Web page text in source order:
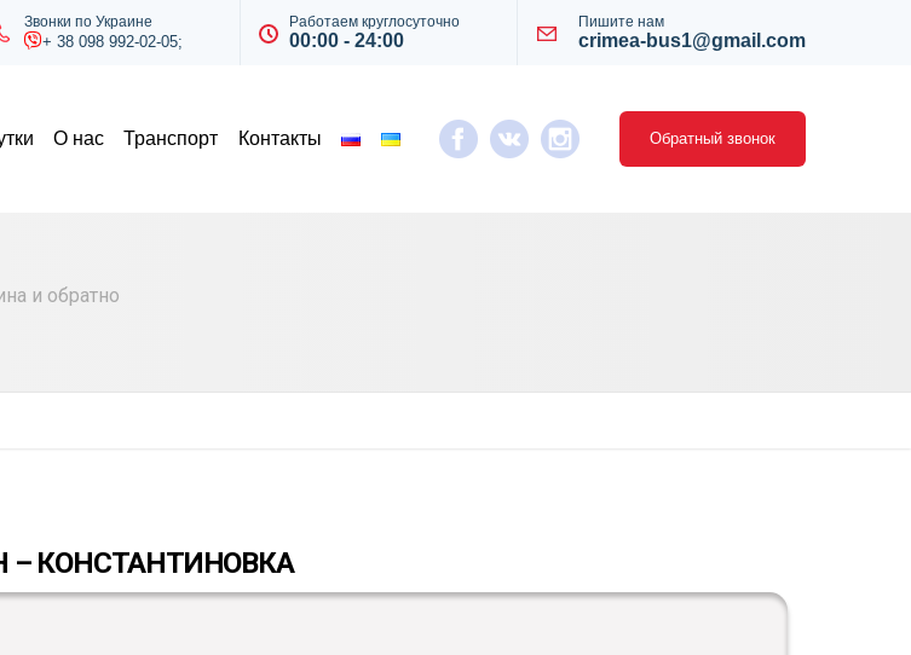
Звонки по Украине
+ 38 098 992-02-05;
Работаем круглосуточно
00:00 - 24:00
Пишите нам
crimea-bus1@gmail.com
О нас Транспорт Контакты Обратный звонок
и обратно
– КОНСТАНТИНОВКА